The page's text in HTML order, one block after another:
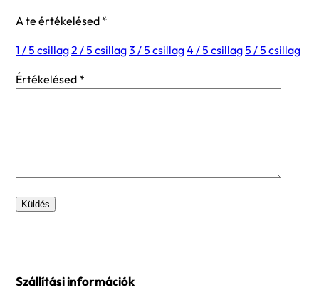
A te értékelésed *
1 / 5 csillag2 / 5 csillag3 / 5 csillag4 / 5 csillag5 / 5 csillag
Értékelésed *
Szállítási információk